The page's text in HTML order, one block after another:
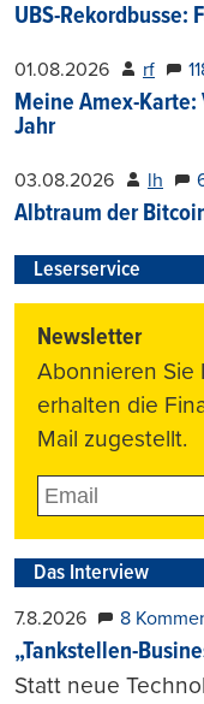
UBS-
01.08.2026 rf
Meine Amex-
Jahr
03.08.2026 lh
Albtraum der
Leserservice
Newsletter
Abonnieren Sie
erhalten die
Mail zugestellt.
Das Interview
7.8.2026 8
„Tankstellen-
Statt neue